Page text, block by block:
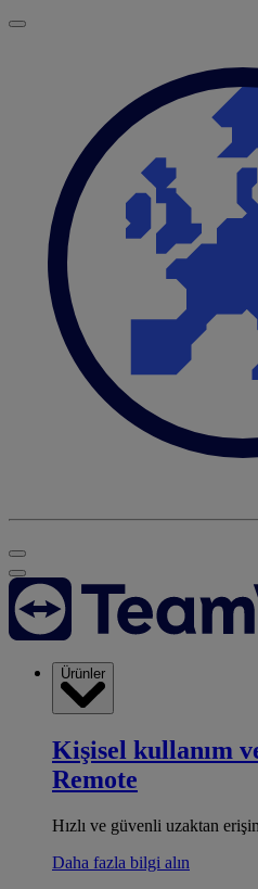
Ürünler
Kişisel kullanım
Remote
Hızlı ve güvenli uzaktan
Daha fazla bilgi alın